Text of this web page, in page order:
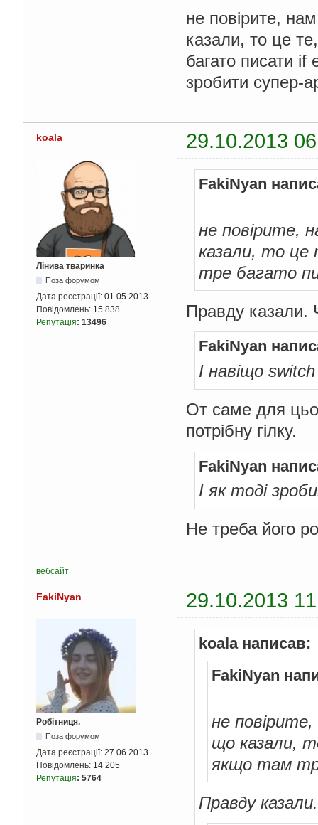
не повірите,
казали, то це
багато писати if
зробити супер-
koala 29.10.2013
Лінива тваринка
Поза форумом
Дата реєстрації: 01.05.2013
Повідомлень: 15 838
Репутація: 13496
FakiNyan
не повірите,
казали, то
тре багато
Правду казали.
FakiNyan
І навіщо switch
От саме для
потрібну гілку.
FakiNyan
І як тоді
Не треба його
вебсайт
FakiNyan 29.10.2013
Робітниця.
Поза форумом
Дата реєстрації: 27.06.2013
Повідомлень: 14 205
Репутація: 5764
koala написав:
FakiNyan
не
що казали,
якщо там
Правду